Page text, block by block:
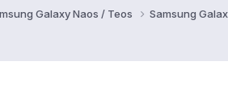
Galaxy Naos / Teos
Samsung